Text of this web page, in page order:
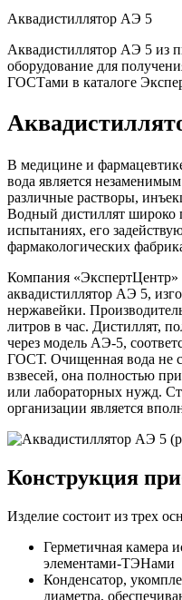
Аквадистиллятор АЭ 5
Аквадистиллятор АЭ 5 из
оборудование для
ГОСТами в каталоге
В медицине и
вода является
различные растворы,
Водный дистиллят широко
испытаниях, его
фармакологических
Компания «ЭкспертЦентр»
аквадистиллятор АЭ 5,
нержавейки.
литров в час. Дистиллят,
через модель АЭ-5,
ГОСТ. Очищенная вода не
взвесей, она полностью
или лабораторных нужд.
организации является
Конструкция
Изделие состоит из трех
Герметичная камера
элементами-ТЭНами
Конденсатор,
диаметра,